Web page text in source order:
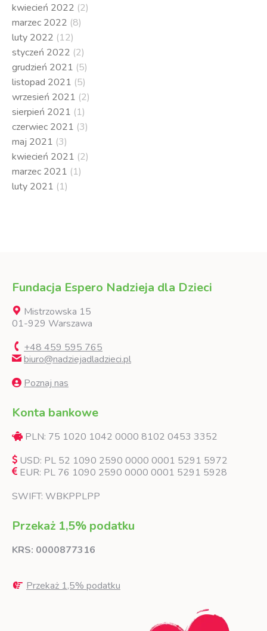
kwiecień 2022 (2)
marzec 2022 (8)
luty 2022 (12)
styczeń 2022 (2)
grudzień 2021 (5)
listopad 2021 (5)
wrzesień 2021 (2)
sierpień 2021 (1)
czerwiec 2021 (3)
maj 2021 (3)
kwiecień 2021 (2)
marzec 2021 (1)
luty 2021 (1)
Fundacja Espero Nadzieja dla Dzieci
Mistrzowska 15
01-929 Warszawa
+48 459 595 765
biuro@nadziejadladzieci.pl
Poznaj nas
Konta bankowe
PLN: 75 1020 1042 0000 8102 0453 3352
USD: PL 52 1090 2590 0000 0001 5291 5972
EUR: PL 76 1090 2590 0000 0001 5291 5928
SWIFT: WBKPPLPP
Przekaż 1,5% podatku
KRS: 0000877316
Przekaż 1,5% podatku